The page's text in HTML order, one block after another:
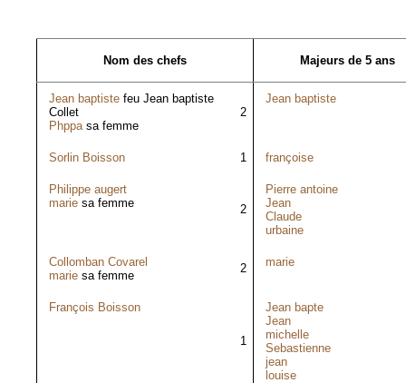
Nom des chefs Majeurs de 5 ans
Jean baptiste feu Jean baptiste
Collet
Phppasa femme
2
Jean baptiste
Sorlin Boisson 1 françoise
Philippe augert
marie sa femme 2
Pierre antoine
Jean
Claude
urbaine
Collomban Covarel
marie sa femme
2 marie
François Boisson
1
Jean bapte
Jean
michelle
Sebastienne
jean
louise